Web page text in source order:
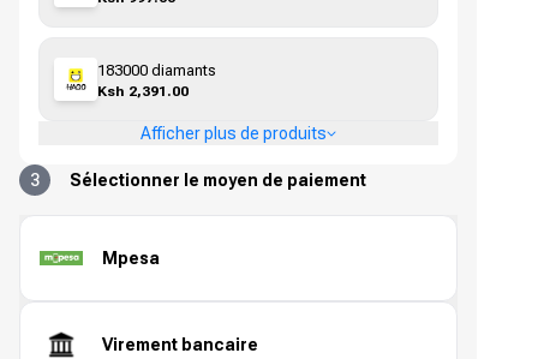
183000 diamants
Ksh 2,391.00
Afficher plus de produits
3 Sélectionner le moyen de paiement
Mpesa
Virement bancaire